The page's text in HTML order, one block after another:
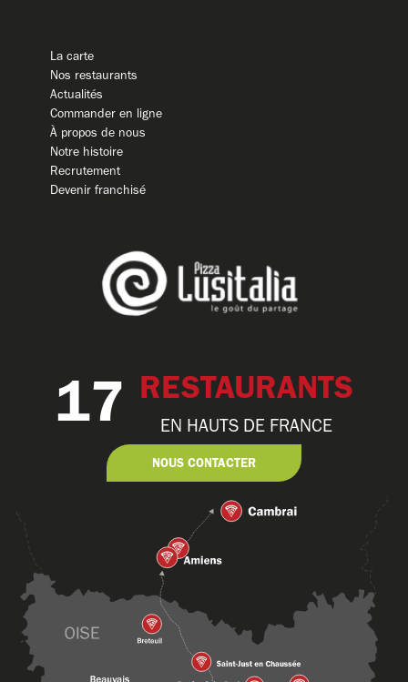
La carte
Nos restaurants
Actualités
Commander en ligne
À propos de nous
Notre histoire
Recrutement
Devenir franchisé
17 RESTAURANTS
EN HAUTS DE FRANCE
NOUS CONTACTER